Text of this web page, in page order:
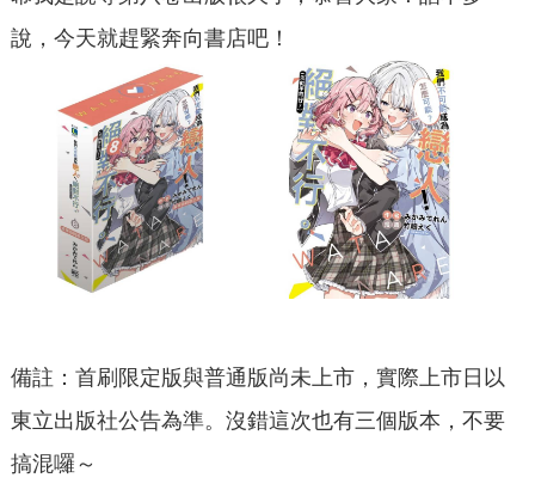
說，今天就趕緊奔向書店吧！
備註：首刷限定版與普通版尚未上市，實際上市日以
東立出版社公告為準。沒錯這次也有三個版本，不要
搞混囉～